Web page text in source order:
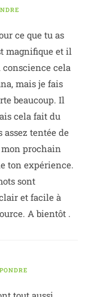
ce que tu as
magnifique et il
cela
mais je fais
beaucoup. Il
cela fait du
assez tentée de
prochain
ton expérience.
sont
et facile à
A bientôt .